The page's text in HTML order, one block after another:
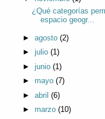
¿Qué categorías
espacio geogr...
► agosto (2)
► julio (1)
► junio (1)
► mayo (7)
► abril (6)
► marzo (10)